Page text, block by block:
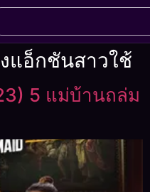
แอ็กชันสาวใช้
5 แม่บ้านถล่ม